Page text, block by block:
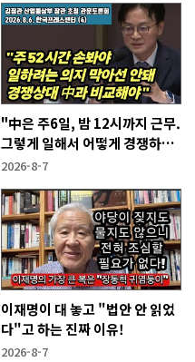
"中은 주6일, 밤 12시까지 근무.
그렇게 일해서 어떻게 경쟁하냐
반문하더라"
2026-8-7
이재명이 대 놓고 "법안 안 읽었
다"고 하는 진짜 이유!
2026-8-7